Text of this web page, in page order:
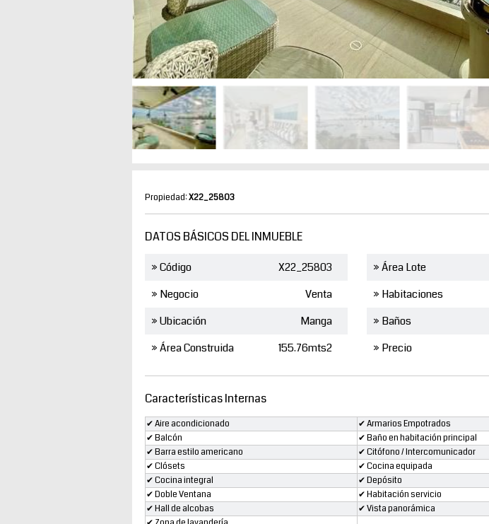
Propiedad:X22_25803
DATOS BÁSICOS DEL INMUEBLE
» Código
X22_25803
» Negocio
Venta
» Ubicación
Manga
» Área Construida
155.76mts2
» Área Lote
» Habitaciones
» Baños
» Precio
Características Internas
✔ Aire acondicionado
✔ Armarios Empotrados
✔ Balcón
✔ Baño en habitación principal
✔ Barra estilo americano
✔ Citófono / Intercomunicador
✔ Clósets
✔ Cocina equipada
✔ Cocina integral
✔ Depósito
✔ Doble Ventana
✔ Habitación servicio
✔ Hall de alcobas
✔ Vista panorámica